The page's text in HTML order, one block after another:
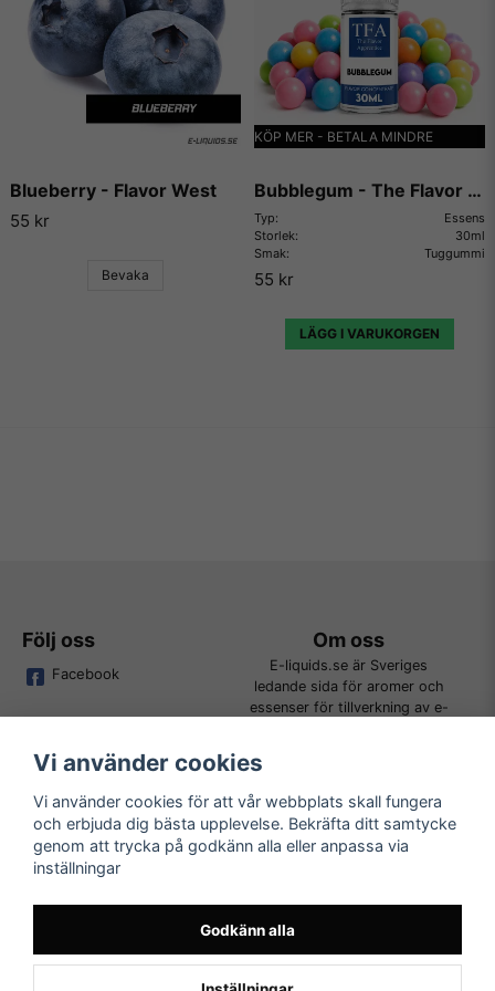
Blueberry - Flavor West
55 kr
Bevaka
KÖP MER - BETALA MINDRE
Bubblegum - The Flavor Apprentice
Typ:
Essens
Storlek:
30ml
Smak:
Tuggummi
55 kr
LÄGG I VARUKORGEN
något recept på en e-juice vi själva inte har kunnat testa.
Följ oss
Facebook
Om oss
E-liquids.se är Sveriges
ledande sida för aromer och
essenser för tillverkning av e-
Kundtjänst
Tveka inte att kontakta oss på
order@e-liquids.se om du har
några frågor, funderingar eller
önskemål om produkter!
Läs mer
FAQ
Vi använder cookies
Vi använder cookies för att vår webbplats skall fungera
och erbjuda dig bästa upplevelse. Bekräfta ditt samtycke
genom att trycka på godkänn alla eller anpassa via
inställningar
Godkänn alla